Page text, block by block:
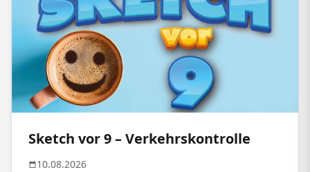
Sketch vor 9 – Verkehrskontrolle
10.08.2026